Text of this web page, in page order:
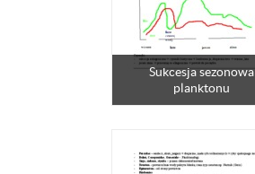
Sukcesja sezonowa
planktonu